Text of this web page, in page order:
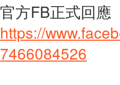
官方FB正式回應
https://
7466084526